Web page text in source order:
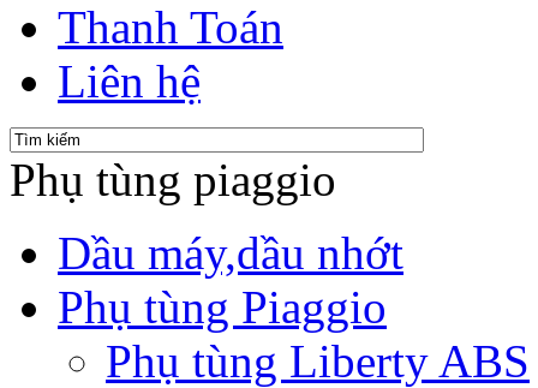
Thanh Toán
Liên hệ
Phụ tùng piaggio
Dầu máy,dầu nhớt
Phụ tùng Piaggio
Phụ tùng Liberty ABS